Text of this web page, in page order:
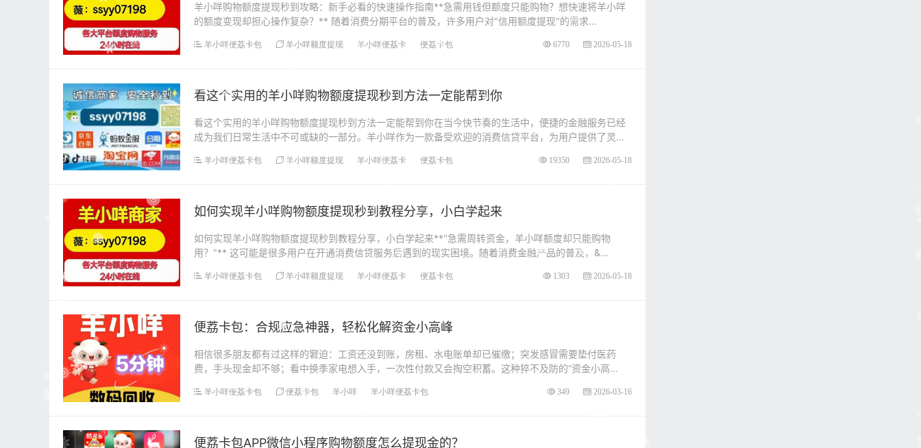
羊小咩购物额度提现秒到攻略：新手必看的快速操作指南**急需用钱但额度只能购物？想快速将羊小咩
的额度变现却担心操作复杂？** 随着消费分期平台的普及，许多用户对"信用额度提现"的需求...
羊小咩便荔卡包 羊小咩额度提现 羊小咩便荔卡 便荔卡包 6770 2026-05-18
看这个实用的羊小咩购物额度提现秒到方法一定能帮到你
看这个实用的羊小咩购物额度提现秒到方法一定能帮到你在当今快节奏的生活中，便捷的金融服务已经
成为我们日常生活中不可或缺的一部分。羊小咩作为一款备受欢迎的消费信贷平台，为用户提供了灵活
羊小咩便荔卡包 羊小咩额度提现 羊小咩便荔卡 便荔卡包 19350 2026-05-18
如何实现羊小咩购物额度提现秒到教程分享，小白学起来
如何实现羊小咩购物额度提现秒到教程分享，小白学起来**"急需周转资金，羊小咩额度却只能购物
用？"** 这可能是很多用户在开通消费信贷服务后遇到的现实困境。随着消费金融产品的普及，&...
羊小咩便荔卡包 羊小咩额度提现 羊小咩便荔卡 便荔卡包 1303 2026-05-18
便荔卡包：合规应急神器，轻松化解资金小高峰
相信很多朋友都有过这样的窘迫：工资还没到账，房租、水电账单却已催缴；突发感冒需要垫付医药
费，手头现金却不够；看中换季家电想入手，一次性付款又会掏空积蓄。这种猝不及防的“资金小高
羊小咩便荔卡包 便荔卡包 羊小咩 羊小咩便荔卡包 349 2026-03-16
便荔卡包APP微信小程序购物额度怎么提现金的？